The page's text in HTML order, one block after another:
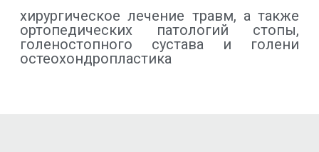
хирургическое лечение травм, а также
ортопедических патологий стопы,
голеностопного сустава и голени
остеохондропластика